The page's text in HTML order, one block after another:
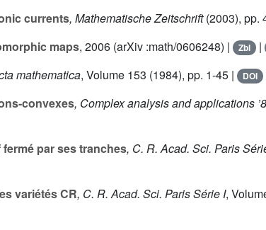
currents, Mathematische Zeitschrift(2003), pp.
maps, 2006 (arXiv :math/0606248) | Zbl |
mathematica, Volume 153 (1984), pp. 1-45 | DOI
convexes, Complex analysis and applications
par ses tranches, C. R. Acad. Sci. Paris
variétés CR, C. R. Acad. Sci. Paris Série I,